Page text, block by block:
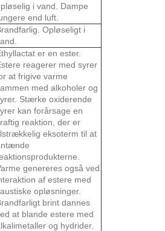
i vand. Dampe
end luft.
Opløseligt i
er en ester.
reagerer med syrer
at frigive varme
med alkoholer og
Stærke oxiderende
kan forårsage en
reaktion, der er
eksoterm til at
genereres også ved
af estere med
opløsninger.
brint dannes
at blande estere med
og hydrider.